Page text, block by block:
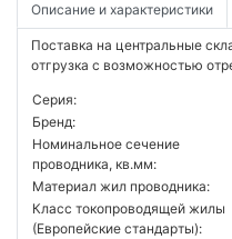
Описание и характеристики
Поставка на центральные
отгрузка с возможностью
Серия:
Бренд:
Номинальное сечение
проводника, кв.мм:
Материал жил проводника:
Класс токопроводящей жилы
(Европейские стандарты):